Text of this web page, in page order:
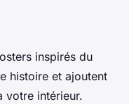
inspirés du
histoire et ajoutent
votre intérieur.